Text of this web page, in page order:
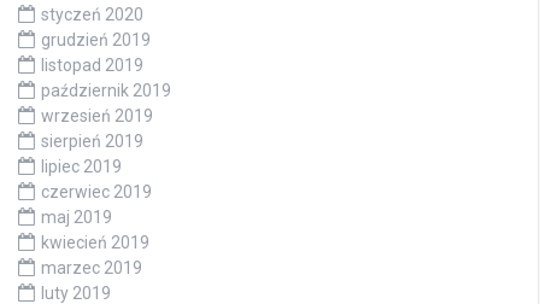
styczeń 2020
grudzień 2019
listopad 2019
październik 2019
wrzesień 2019
sierpień 2019
lipiec 2019
czerwiec 2019
maj 2019
kwiecień 2019
marzec 2019
luty 2019